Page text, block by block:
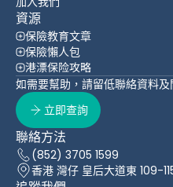
資源
保險教育文章
保險懶人包
港漂保险攻略
如需要幫助，請留低聯絡資料及
立即查詢
聯絡方法
(852) 3705 1599
香港 灣仔 皇后大道東 109-